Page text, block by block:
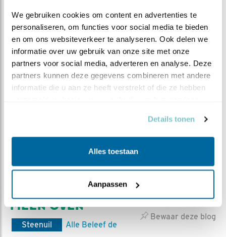
We gebruiken cookies om content en advertenties te
personaliseren, om functies voor social media te bieden
en om ons websiteverkeer te analyseren. Ook delen we
informatie over uw gebruik van onze site met onze
partners voor social media, adverteren en analyse. Deze
partners kunnen deze gegevens combineren met andere
informatie die u aan ze heeft verstrekt of die ze hebben
Details tonen
Alles toestaan
Aanpassen
Steenuilenoverleg Nederland (STONE) is een
landelijke werkgroep die steenuilenbescherming en
Daartoe wordt samengewerkt met relevante
vrijwilligersorganisaties. STONE is een
vrijwilligersorganisatie, zonder betaalde krachten.
Bezoek dewebsite van STONE
Bewaar deze blog
MEER OVER
Steenuil
Alle Beleef de